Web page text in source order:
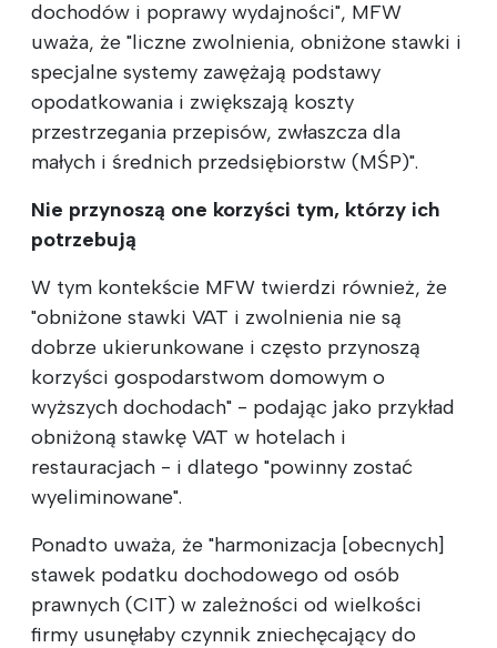
dochodów i poprawy wydajności", MFW
uważa, że "liczne zwolnienia, obniżone stawki i
specjalne systemy zawężają podstawy
opodatkowania i zwiększają koszty
przestrzegania przepisów, zwłaszcza dla
małych i średnich przedsiębiorstw (MŚP)".
Nie przynoszą one korzyści tym, którzy ich
potrzebują
W tym kontekście MFW twierdzi również, że
"obniżone stawki VAT i zwolnienia nie są
dobrze ukierunkowane i często przynoszą
korzyści gospodarstwom domowym o
wyższych dochodach" - podając jako przykład
obniżoną stawkę VAT w hotelach i
restauracjach - i dlatego "powinny zostać
wyeliminowane".
Ponadto uważa, że "harmonizacja [obecnych]
stawek podatku dochodowego od osób
prawnych (CIT) w zależności od wielkości
firmy usunęłaby czynnik zniechęcający do